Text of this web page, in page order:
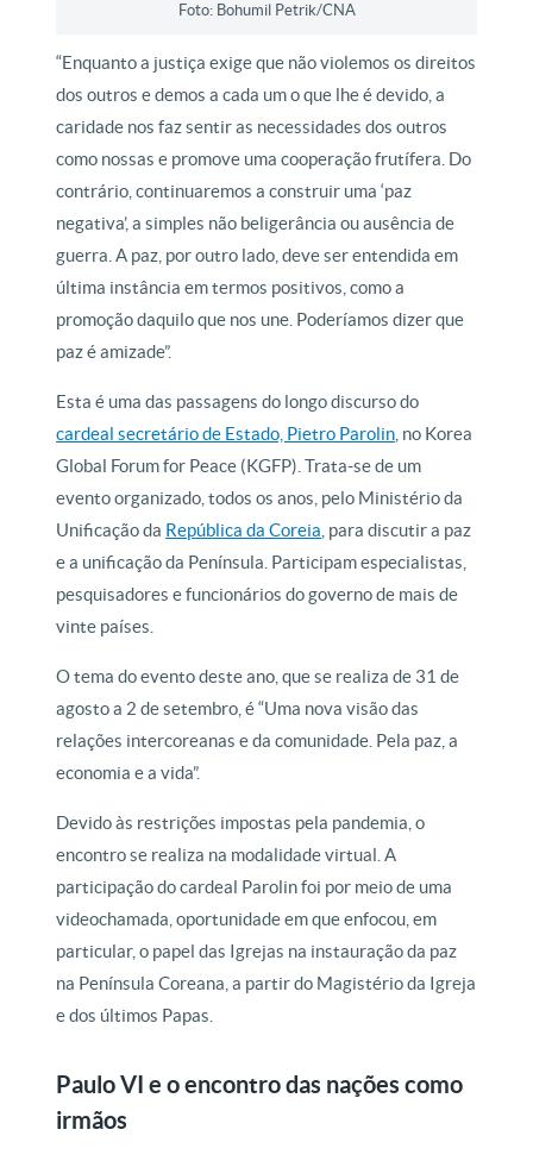
Foto: Bohumil Petrik/CNA
“Enquanto a justiça exige que não violemos os direitos
dos outros e demos a cada um o que lhe é devido, a
caridade nos faz sentir as necessidades dos outros
como nossas e promove uma cooperação frutífera. Do
contrário, continuaremos a construir uma ‘paz
negativa’, a simples não beligerância ou ausência de
guerra. A paz, por outro lado, deve ser entendida em
última instância em termos positivos, como a
promoção daquilo que nos une. Poderíamos dizer que
paz é amizade”.
Esta é uma das passagens do longo discurso do
cardeal secretário de Estado, Pietro Parolin , no Korea
Global Forum for Peace (KGFP). Trata-se de um
evento organizado, todos os anos, pelo Ministério da
Unificação da República da Coreia , para discutir a paz
e a unificação da Península. Participam especialistas,
pesquisadores e funcionários do governo de mais de
vinte países.
O tema do evento deste ano, que se realiza de 31 de
agosto a 2 de setembro, é “Uma nova visão das
relações intercoreanas e da comunidade. Pela paz, a
economia e a vida”.
Devido às restrições impostas pela pandemia, o
encontro se realiza na modalidade virtual. A
participação do cardeal Parolin foi por meio de uma
videochamada, oportunidade em que enfocou, em
particular, o papel das Igrejas na instauração da paz
na Península Coreana, a partir do Magistério da Igreja
e dos últimos Papas.
Paulo VI e o encontro das nações como
irmãos